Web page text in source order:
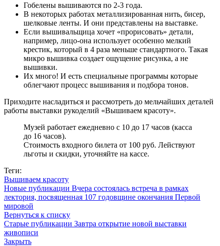
Гобелены вышиваются по 2-3 года.
В некоторых работах металлизированная нить, бисер,
шелковые ленты. И они представлены на выставке.
Если вышивальщица хочет «прорисовать» детали,
например, лицо-она использует особенно мелкий
крестик, который в 4 раза меньше стандартного. Такая
микро вышивка создает ощущение рисунка, а не
вышивки.
Их много! И есть специальные программы которые
облегчают процесс вышивания и подбора тонов.
Приходите насладиться и рассмотреть до мельчайших деталей
работы выставки рукоделий «Вышиваем красоту».
Музей работает ежедневно с 10 до 17 часов (касса
до 16 часов).
Стоимость входного билета от 100 руб. Лействуют
льготы и скидки, уточняйте на кассе.
Теги:
Вышиваем красоту
Новые публикации Вчера состоялась встреча в рамках
лектория, посвященная 107 годовщине окончания Первой
мировой
Вернуться к списку
Старые публикации Завтра открытие новой выставки
живописи
Закрыть